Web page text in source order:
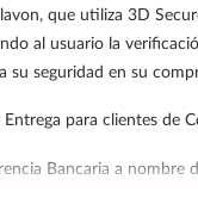
que utiliza 3D
al usuario la
su seguridad en su
para clientes de
Bancaria a nombre